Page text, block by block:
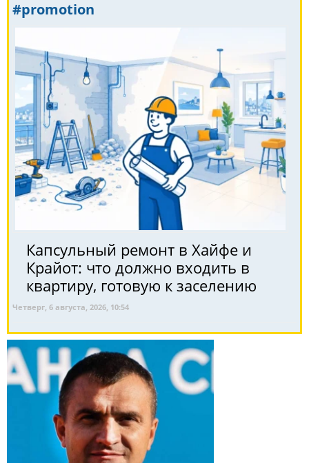
#promotion
Капсульный ремонт в Хайфе и
Крайот: что должно входить в
квартиру, готовую к заселению
Четверг, 6 августа, 2026, 10:54